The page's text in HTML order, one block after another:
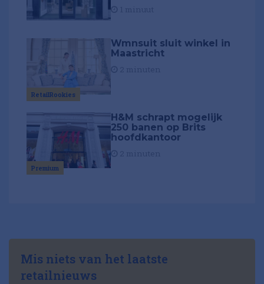
RetailRookies
Wmnsuit sluit winkel in
Maastricht
Premium
H&M schrapt mogelijk
250 banen op Brits
hoofdkantoor
Mis niets van het laatste
retailnieuws